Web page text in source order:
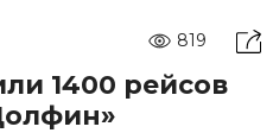
819
1400 рейсов